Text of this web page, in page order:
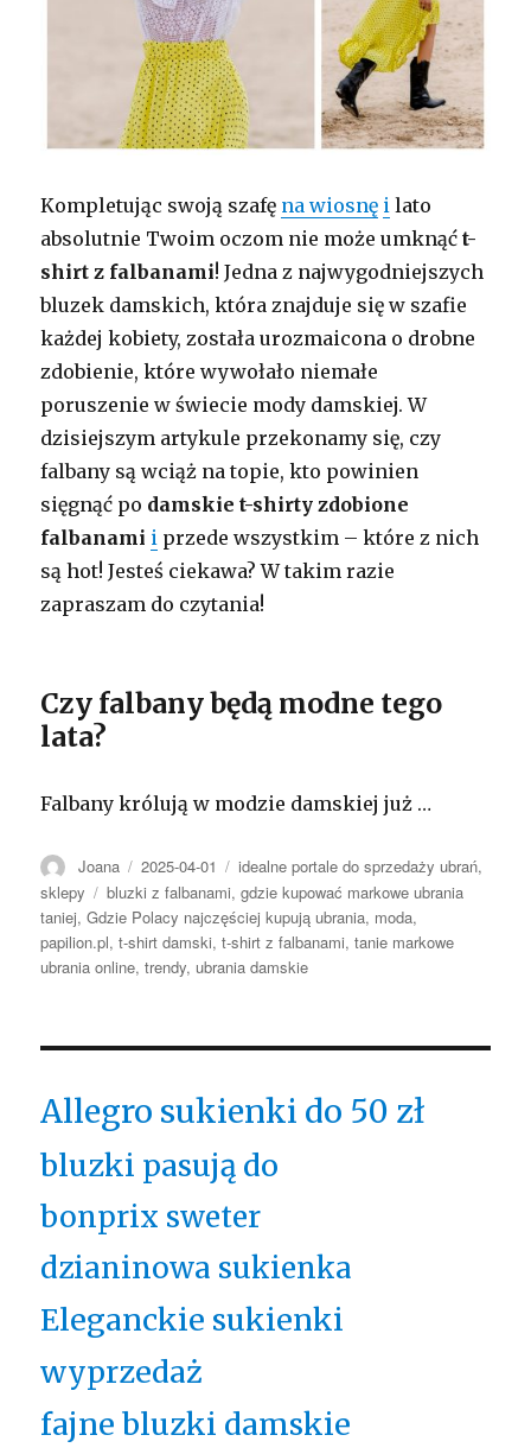
Kompletując swoją szafę na wiosnę i lato
absolutnie Twoim oczom nie może umknąćt-
shirt z falbanami! Jedna z najwygodniejszych
bluzek damskich, która znajduje się w szafie
każdej kobiety, została urozmaicona o drobne
zdobienie, które wywołało niemałe
poruszenie w świecie mody damskiej. W
dzisiejszym artykule przekonamy się, czy
falbany są wciąż na topie, kto powinien
sięgnąć po damskie t-shirty zdobione
falbanami i przede wszystkim – które z nich
są hot! Jesteś ciekawa? W takim razie
zapraszam do czytania!
Czy falbany będą modne tego
lata?
Falbany królują w modzie damskiej już …
Autor
Joana Opublikowano
2025-04-01 Kategorie
idealne portale do sprzedaży ubrań,
sklepy
Tagi
bluzki z falbanami,gdzie kupować markowe ubrania
taniej,Gdzie Polacy najczęściej kupują ubrania, moda,
papilion.pl,t-shirt damski,t-shirt z falbanami,tanie markowe
ubrania online,trendy, ubrania damskie
Allegro sukienki do 50 zł
bluzki pasują do
bonprix sweter
dzianinowa sukienka
Eleganckie sukienki
wyprzedaż
fajne bluzki damskie